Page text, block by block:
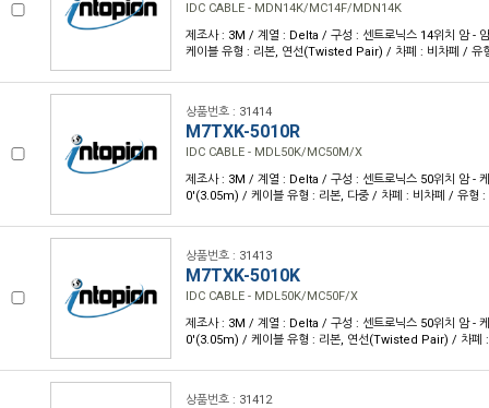
IDC CABLE - MDN14K/MC14F/MDN14K
제조사 : 3M / 계열 : Delta / 구성 : 센트로닉스 14위치 암 -
케이블 유형 : 리본, 연선(Twisted Pair) / 차폐 : 비차폐 / 유
상품번호 : 31414
M7TXK-5010R
IDC CABLE - MDL50K/MC50M/X
제조사 : 3M / 계열 : Delta / 구성 : 센트로닉스 50위치 암 -
0'(3.05m) / 케이블 유형 : 리본, 다중 / 차폐 : 비차폐 / 유형 :
상품번호 : 31413
M7TXK-5010K
IDC CABLE - MDL50K/MC50F/X
제조사 : 3M / 계열 : Delta / 구성 : 센트로닉스 50위치 암 -
0'(3.05m) / 케이블 유형 : 리본, 연선(Twisted Pair) / 차폐 :
상품번호 : 31412